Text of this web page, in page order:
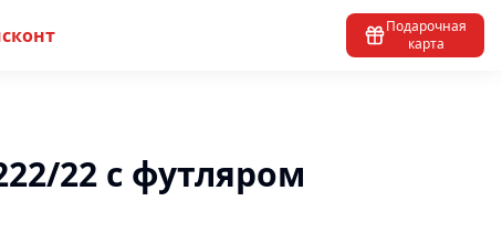
Подарочная
карта
22 с футляром